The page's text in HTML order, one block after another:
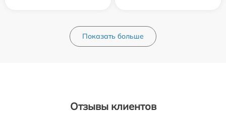
Показать больше
Отзывы клиентов